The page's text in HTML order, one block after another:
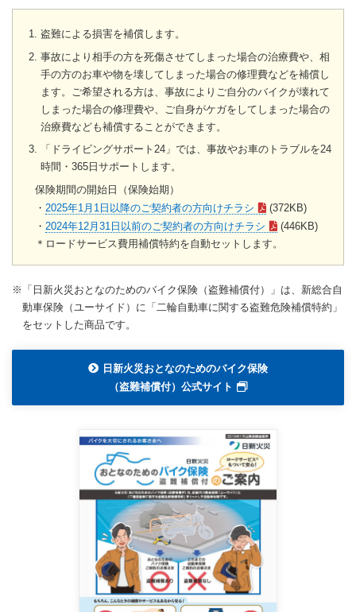
盗難による損害を補償します。
事故により相手の方を死傷させてしまった場合の治療費や、相
手の方のお車や物を壊してしまった場合の修理費などを補償し
ます。ご希望される方は、事故によりご自分のバイクが壊れて
しまった場合の修理費や、ご自身がケガをしてしまった場合の
治療費なども補償することができます。
「ドライビングサポート24」では、事故やお車のトラブルを24
時間・365日サポートします。
保険期間の開始日（保険始期）
・ 2025年1月1日以降のご契約者の方向けチラシ
(372KB)
・ 2024年12月31日以前のご契約者の方向けチラシ
(446KB)
＊ロードサービス費用補償特約を自動セットします。
※「日新火災おとなのためのバイク保険（盗難補償付）」は、新総合自
動車保険（ユーサイド）に「二輪自動車に関する盗難危険補償特約」
をセットした商品です。
日新火災おとなのためのバイク保険
（盗難補償付）公式サイト